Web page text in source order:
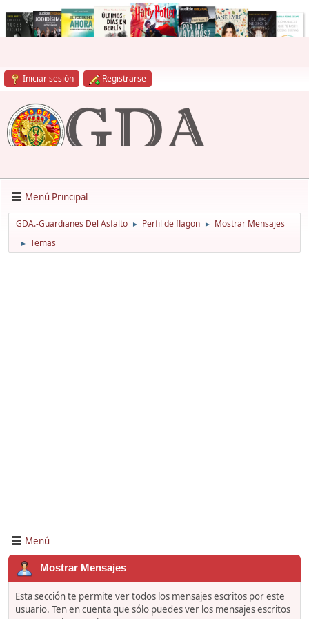
Iniciar sesión Registrarse
Menú Principal
GDA.-Guardianes Del Asfalto ► Perfil de flagon ► Mostrar Mensajes
► Temas
Menú
Mostrar Mensajes
Esta sección te permite ver todos los mensajes escritos por este
usuario. Ten en cuenta que sólo puedes ver los mensajes escritos